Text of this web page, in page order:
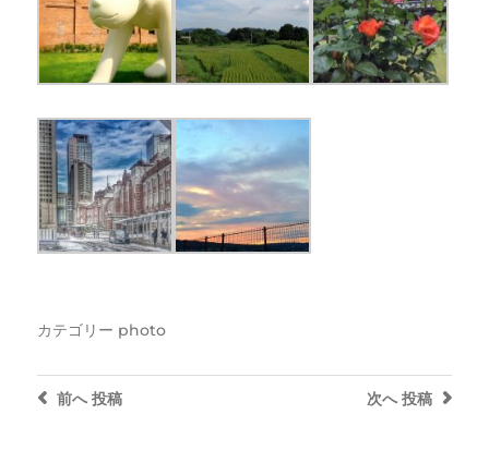
カテゴリー photo
次へ 投稿
前へ投稿